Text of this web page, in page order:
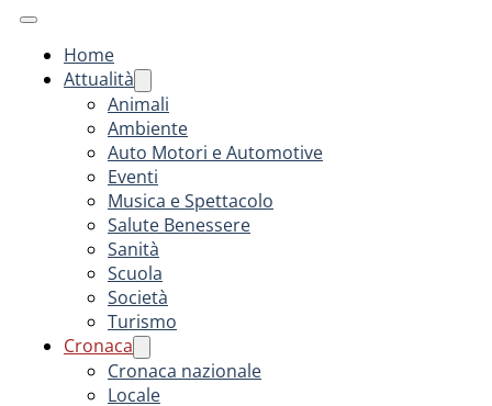
Home
Attualità
Animali
Ambiente
Auto Motori e Automotive
Eventi
Musica e Spettacolo
Salute Benessere
Sanità
Scuola
Società
Turismo
Cronaca
Cronaca nazionale
Locale